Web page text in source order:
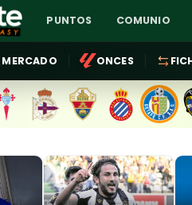
PUNTOS COMUNIO
MERCADO ONCES